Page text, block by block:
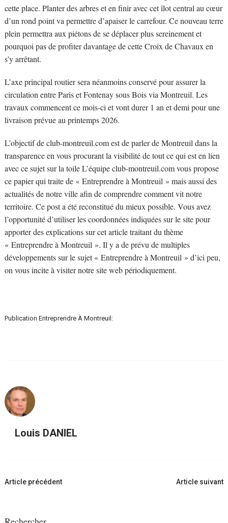
cette place. Planter des arbres et en finir avec cet îlot central au cœur
d’un rond point va permettre d’apaiser le carrefour. Ce nouveau terre
plein permettra aux piétons de se déplacer plus sereinement et
pourquoi pas de profiter davantage de cette Croix de Chavaux en
s’y arrêtant.
L’axe principal routier sera néanmoins conservé pour assurer la
circulation entre Paris et Fontenay sous Bois via Montreuil. Les
travaux commencent ce mois-ci et vont durer 1 an et demi pour une
livraison prévue au printemps 2026.
L’objectif de club-montreuil.com est de parler de Montreuil dans la
transparence en vous procurant la visibilité de tout ce qui est en lien
avec ce sujet sur la toile L’équipe club-montreuil.com vous propose
ce papier qui traite de « Entreprendre à Montreuil » mais aussi des
actualités de notre ville afin de comprendre comment vit notre
territoire. Ce post a été reconstitué du mieux possible. Vous avez
l’opportunité d’utiliser les coordonnées indiquées sur le site pour
apporter des explications sur cet article traitant du thème
« Entreprendre à Montreuil ». Il y a de prévu de multiples
développements sur le sujet « Entreprendre à Montreuil » d’ici peu,
on vous incite à visiter notre site web périodiquement.
Publication Entreprendre À Montreuil:
Louis DANIEL
Navigation
Article précédent Article suivant